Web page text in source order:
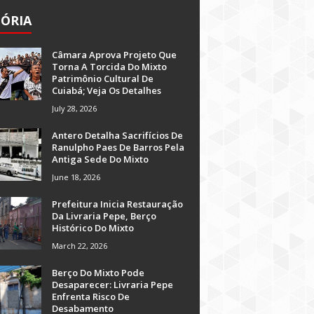
Câmara Aprova Projeto Que
Torna A Torcida Do Mixto
Patrimônio Cultural De
Cuiabá; Veja Os Detalhes
July 28, 2026
Antero Detalha Sacrifícios De
Ranulpho Paes De Barros Pela
Antiga Sede Do Mixto
June 18, 2026
Prefeitura Inicia Restauração
Da Livraria Pepe, Berço
Histórico Do Mixto
March 22, 2026
Berço Do Mixto Pode
Desaparecer: Livraria Pepe
Enfrenta Risco De
Desabamento